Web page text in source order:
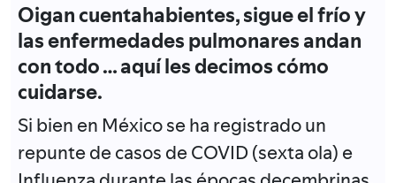
Oigan cuentahabientes, sigue el frío y
las enfermedades pulmonares andan
con todo … aquí les decimos cómo
cuidarse.
Si bien en México se ha registrado un
repunte de casos de COVID (sexta ola) e